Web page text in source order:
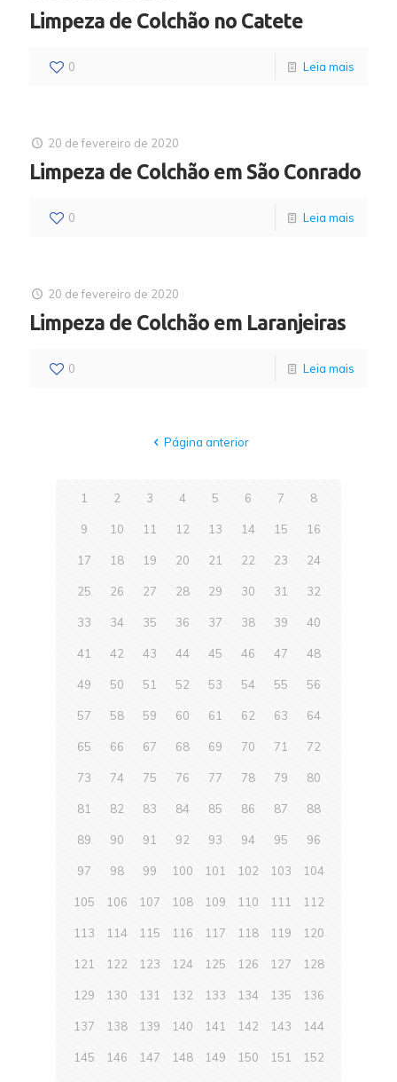
Limpeza de Colchão no Catete
0 Leia mais
20 de fevereiro de 2020
Limpeza de Colchão em São Conrado
0 Leia mais
20 de fevereiro de 2020
Limpeza de Colchão em Laranjeiras
0 Leia mais
Página anterior
1 2 3 4 5 6 7 8
9 10 11 12 13 14 15 16
17 18 19 20 21 22 23 24
25 26 27 28 29 30 31 32
33 34 35 36 37 38 39 40
41 42 43 44 45 46 47 48
49 50 51 52 53 54 55 56
57 58 59 60 61 62 63 64
65 66 67 68 69 70 71 72
73 74 75 76 77 78 79 80
81 82 83 84 85 86 87 88
89 90 91 92 93 94 95 96
97 98 99 100 101 102 103 104
105 106 107 108 109 110 111 112
113 114 115 116 117 118 119 120
121 122 123 124 125 126 127 128
129 130 131 132 133 134 135 136
137 138 139 140 141 142 143 144
145 146 147 148 149 150 151 152